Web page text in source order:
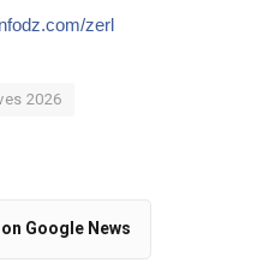
zerl
2026
Google News